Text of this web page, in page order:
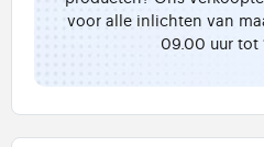
voor alle inlichten van
09.00 uur tot